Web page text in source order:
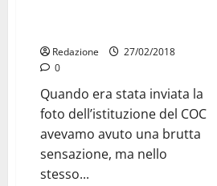
Redazione
27/02/2018
0
Quando era stata inviata la
foto dell’istituzione del COC
avevamo avuto una brutta
sensazione, ma nello
stesso...